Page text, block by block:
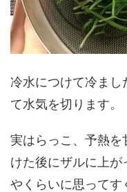
冷水につけて冷まし
て水気を切ります。
実はらっこ、予熱
けた後にザルに上
やくらいに思ってす